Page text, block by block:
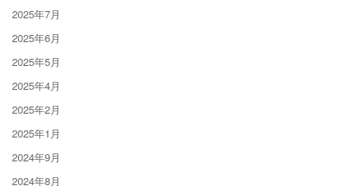
2025年7月
2025年6月
2025年5月
2025年4月
2025年2月
2025年1月
2024年9月
2024年8月